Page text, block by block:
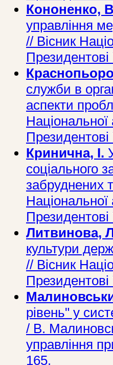
Кононенко,
управління
// Вісник
служби в
аспекти
Кринична, І.
соціального
забруднених
Литвинова,
культури
// Вісник
рівень" у
/ В.
управління
165.